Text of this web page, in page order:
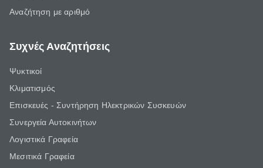
Αναζήτηση με αριθμό
Συχνές Αναζητήσεις
Ψυκτικοί
Κλιματισμός
Επισκευές - Συντήρηση Ηλεκτρικών Συσκευών
Συνεργεία Αυτοκινήτων
Λογιστικά Γραφεία
Μεσιτικά Γραφεία